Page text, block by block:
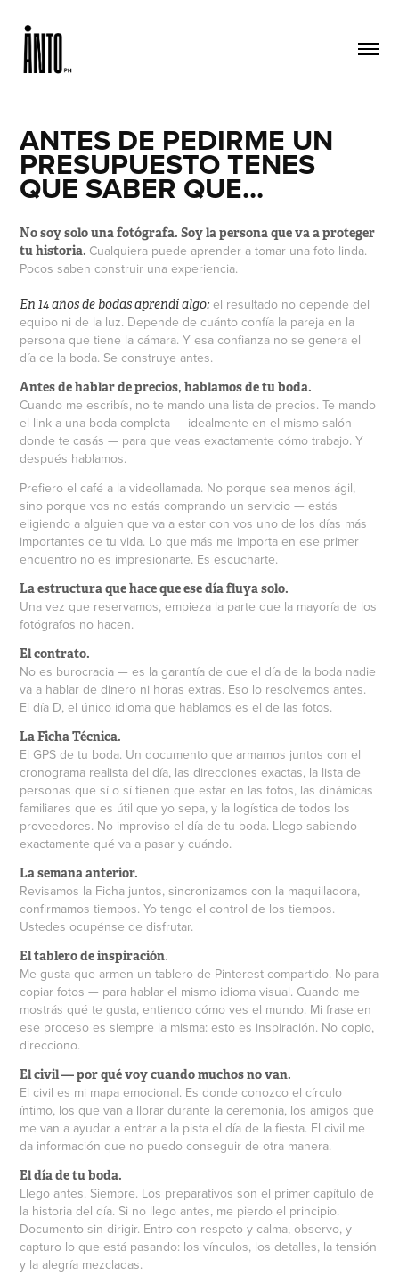
ANTES DE PEDIRME UN
PRESUPUESTO TENES
QUE SABER QUE...
No soy solo una fotógrafa. Soy la persona que va a proteger
tu historia. Cualquiera puede aprender a tomar una foto linda.
Pocos saben construir una experiencia.
En 14 años de bodas aprendí algo: el resultado no depende del
equipo ni de la luz. Depende de cuánto confía la pareja en la
persona que tiene la cámara. Y esa confianza no se genera el
día de la boda. Se construye antes.
Antes de hablar de precios, hablamos de tu boda.
Cuando me escribís, no te mando una lista de precios. Te mando
el link a una boda completa — idealmente en el mismo salón
donde te casás — para que veas exactamente cómo trabajo. Y
después hablamos.
Prefiero el café a la videollamada. No porque sea menos ágil,
sino porque vos no estás comprando un servicio — estás
eligiendo a alguien que va a estar con vos uno de los días más
importantes de tu vida. Lo que más me importa en ese primer
encuentro no es impresionarte. Es escucharte.
La estructura que hace que ese día fluya solo.
Una vez que reservamos, empieza la parte que la mayoría de los
fotógrafos no hacen.
El contrato.
No es burocracia — es la garantía de que el día de la boda nadie
va a hablar de dinero ni horas extras. Eso lo resolvemos antes.
El día D, el único idioma que hablamos es el de las fotos.
La Ficha Técnica.
El GPS de tu boda. Un documento que armamos juntos con el
cronograma realista del día, las direcciones exactas, la lista de
personas que sí o sí tienen que estar en las fotos, las dinámicas
familiares que es útil que yo sepa, y la logística de todos los
proveedores. No improviso el día de tu boda. Llego sabiendo
exactamente qué va a pasar y cuándo.
La semana anterior.
Revisamos la Ficha juntos, sincronizamos con la maquilladora,
confirmamos tiempos. Yo tengo el control de los tiempos.
Ustedes ocupénse de disfrutar.
El tablero de inspiración.
Me gusta que armen un tablero de Pinterest compartido. No para
copiar fotos — para hablar el mismo idioma visual. Cuando me
mostrás qué te gusta, entiendo cómo ves el mundo. Mi frase en
ese proceso es siempre la misma: esto es inspiración. No copio,
direcciono.
El civil — por qué voy cuando muchos no van.
El civil es mi mapa emocional. Es donde conozco el círculo
íntimo, los que van a llorar durante la ceremonia, los amigos que
me van a ayudar a entrar a la pista el día de la fiesta. El civil me
da información que no puedo conseguir de otra manera.
El día de tu boda.
Llego antes. Siempre. Los preparativos son el primer capítulo de
la historia del día. Si no llego antes, me pierdo el principio.
Documento sin dirigir. Entro con respeto y calma, observo, y
capturo lo que está pasando: los vínculos, los detalles, la tensión
y la alegría mezcladas.